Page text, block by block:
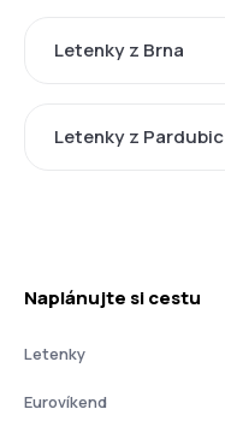
Letenky z Brna
Letenky z Pardubic
Naplánujte si cestu
Letenky
Eurovíkend